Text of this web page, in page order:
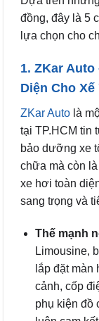
đồng, đây là 5
lựa chọn cho
1. ZKar Auto
Diện Cho Xế
ZKar Auto là
tại TP.HCM tin
bảo dưỡng xe
chữa mà còn
xe hơi toàn
sang trọng và
Thế mạnh
Limousine,
lắp đặt màn
cảnh, cốp
phụ kiện đồ